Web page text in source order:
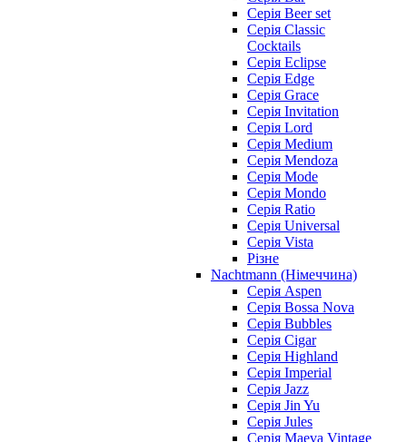
Серія Beer set
Серія Classic
Cocktails
Серія Eclipse
Серія Edge
Серія Grace
Серія Invitation
Серія Lord
Серія Medium
Серія Mendoza
Серія Mode
Серія Mondo
Серія Ratio
Серія Universal
Серія Vista
Різне
Nachtmann (Німеччина)
Серія Aspen
Серія Bossa Nova
Серія Bubbles
Серія Cigar
Серія Highland
Серія Imperial
Серія Jazz
Серія Jin Yu
Серія Jules
Серія Maeva Vintage